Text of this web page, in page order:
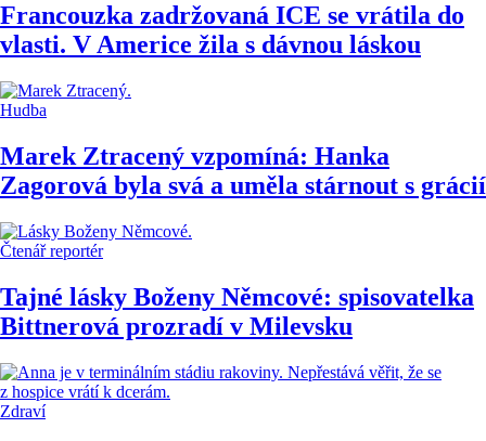
Francouzka zadržovaná ICE se vrátila do
vlasti. V Americe žila s dávnou láskou
Hudba
Marek Ztracený vzpomíná: Hanka
Zagorová byla svá a uměla stárnout s grácií
Čtenář reportér
Tajné lásky Boženy Němcové: spisovatelka
Bittnerová prozradí v Milevsku
Zdraví